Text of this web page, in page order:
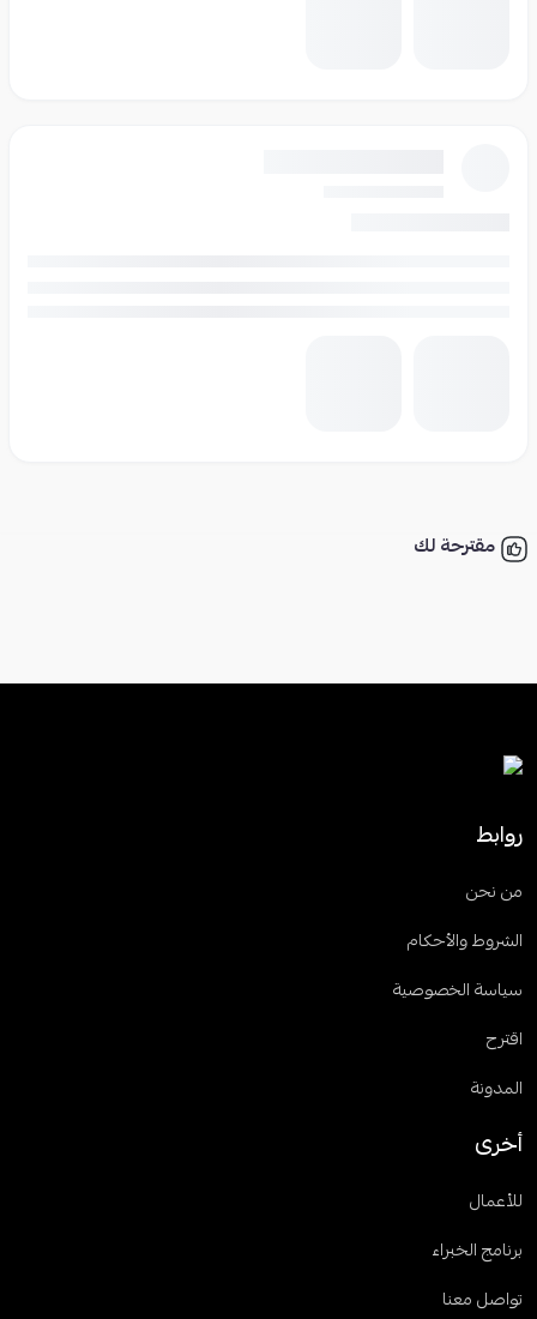
مقترحة لك
روابط
من نحن
الشروط والأحكام
سياسة الخصوصية
اقترح
المدونة
أخرى
للأعمال
برنامج الخبراء
تواصل معنا